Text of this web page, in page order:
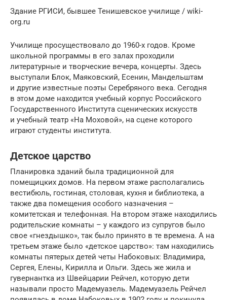
Здание РГИСИ, бывшее Тенишевское училище / wiki-
org.ru
Училище просуществовало до 1960-х годов. Кроме
школьной программы в его залах проходили
литературные и творческие вечера, концерты. Здесь
выступали Блок, Маяковский, Есенин, Мандельштам
и другие известные поэты Серебряного века. Сегодня
в этом доме находится учебный корпус Российского
Государственного Института сценических искусств
и учебный театр «На Моховой», на сцене которого
играют студенты института.
Детское царство
Планировка зданий была традиционной для
помещицких домов. На первом этаже располагались
вестибюль, гостиная, столовая, кухня и библиотека, а
также два помещения особого назначения –
комитетская и телефонная. На втором этаже находились
родительские комнаты – у каждого из супругов было
свое «гнездышко», так было принято в те времена. А на
третьем этаже было «детское царство»: там находились
комнаты пятерых детей четы Набоковых: Владимира,
Сергея, Елены, Кирилла и Ольги. Здесь же жила и
гувернантка из Швейцарии Рейчел, которую дети
называли просто Мадемуазель. Мадемуазель Рейчел